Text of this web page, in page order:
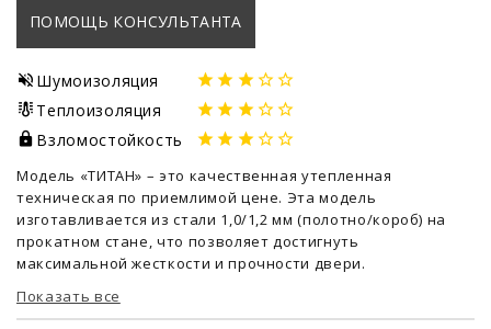
ПОМОЩЬ КОНСУЛЬТАНТА
Шумоизоляция
Теплоизоляция
Взломостойкость
Модель «ТИТАН» – это качественная утепленная
техническая по приемлимой цене. Эта модель
изготавливается из стали 1,0/1,2 мм (полотно/короб) на
прокатном стане, что позволяет достигнуть
максимальной жесткости и прочности двери.
Показать все